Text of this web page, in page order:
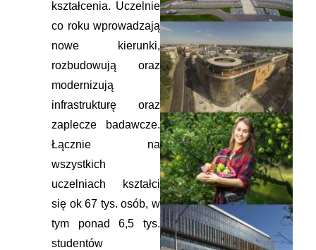
kształcenia. Uczelnie
co roku wprowadzają
nowe kierunki,
rozbudowują oraz
modernizują
infrastrukturę oraz
zaplecze badawcze.
Łącznie na
wszystkich
uczelniach kształci
się ok 67 tys. osób, w
tym ponad 6,5 tys.
studentów